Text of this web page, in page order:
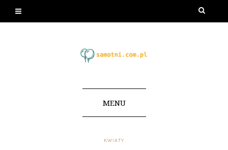
MENU
KWIATY